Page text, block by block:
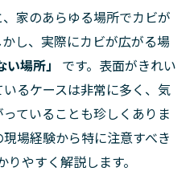
家のあらゆる場所でカビが
し、実際にカビが広がる場
い場所」
です。表面がきれい
るケースは非常に多く、気
ていることも珍しくありま
場経験から特に注意すべき
りやすく解説します。